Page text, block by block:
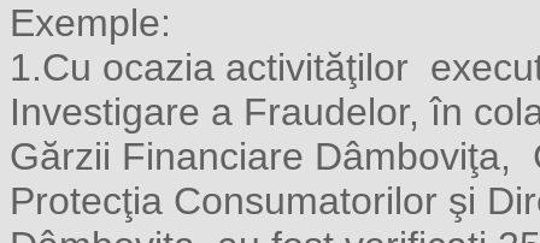
Exemple:
1.Cu ocazia activităţilor
Investigare a Fraudelor, în
Gărzii Financiare Dâmboviţa,
Protecţia Consumatorilor şi